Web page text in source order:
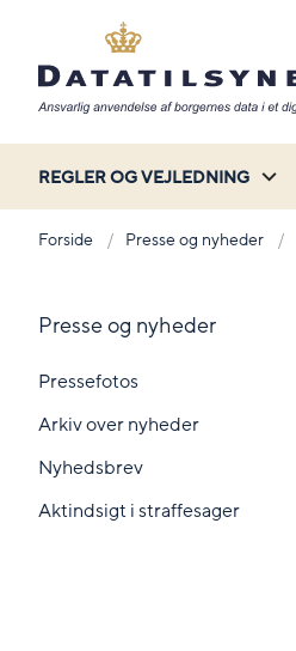
REGLER OG VEJLEDNING
Forside Presse og nyheder
Presse og nyheder
Pressefotos
Arkiv over nyheder
Nyhedsbrev
Aktindsigt i straffesager